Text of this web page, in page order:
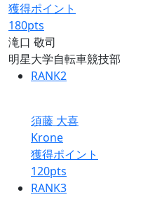
獲得ポイント
180pts
滝口 敬司
明星大学自転車競技部
RANK2
須藤 大喜
Krone
獲得ポイント
120pts
RANK3